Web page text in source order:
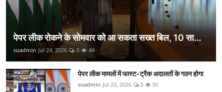
पेपर लीक रोकने के सोमवार को आ सकता सख्त बिल, 10 सा...
suadmin Jul 24, 2026 0 44
पेपर लीक मामलों में फास्ट-ट्रैक अदालतों के गठन होगा
suadmin Jul 23, 2026 0 50